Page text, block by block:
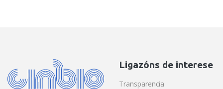
Ligazóns de interese
Transparencia